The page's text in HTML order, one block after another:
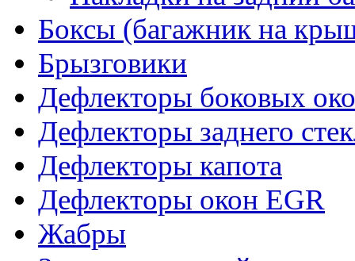
Боксы (багажник на
Брызговики
Дефлекторы боковых
Дефлекторы заднего
Дефлекторы капота
Дефлекторы окон EGR
Жабры